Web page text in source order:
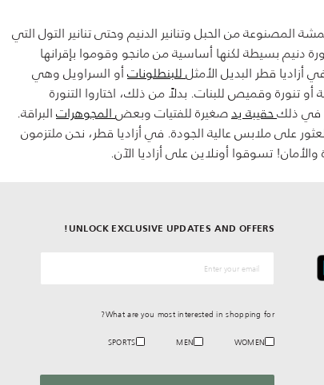
المصنوعة من الحبل وتنانير الدنيم وحتى تنانير التول التي
دنيم بسيطة لكنها أساسية من مانجو وقوموا بإقرانها
أزاديا قطر البديل الأمثل للبنطلوناتأو السراويل وهي
أو تنورة وقميص للبنات. بدلاً من ذلك، اختاروا التنورة
في ذلكحقيبة يدصغيرة للفتيات وبعض المجوهرات البراقة.
على ملابس عالية الجودة. في أزاديا قطر، نحن ملتزمون
تسوقوا أونلاين على أزاديا الآن.
UNLOCK EXCLUSIVE UPDATES AND OFFERS!
What are you most interested in shopping for?
WOMEN
MEN
SPORTS